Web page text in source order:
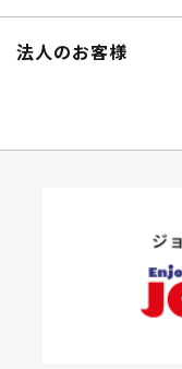
法人のお客様